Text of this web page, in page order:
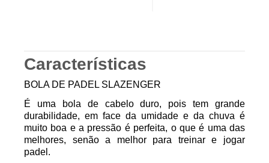
Características
BOLA DE PADEL SLAZENGER
É uma bola de cabelo duro, pois tem grande
durabilidade, em face da umidade e da chuva é
muito boa e a pressão é perfeita, o que é uma das
melhores, senão a melhor para treinar e jogar
padel.